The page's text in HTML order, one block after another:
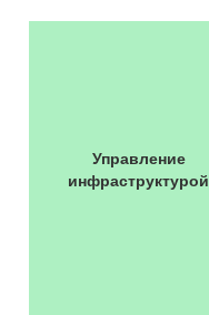
Управление
инфраструктурой